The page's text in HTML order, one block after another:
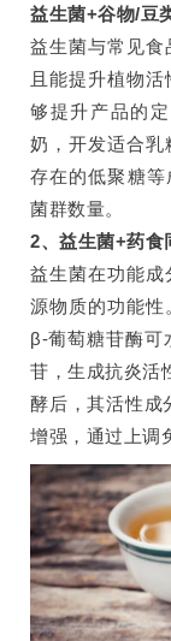
益生菌+谷物/豆
益生菌与常见食
且能提升植物
够提升产品的
奶，开发适合乳
存在的低聚糖等
菌群数量。
2、益生菌+药食
益生菌在功能成
源物质的功能性
β-葡萄糖苷酶可
苷，生成抗炎活
酵后，其活性成
增强，通过上调